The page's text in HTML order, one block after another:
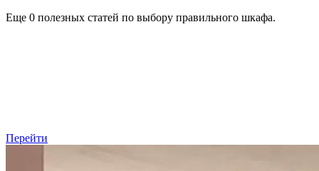
Еще 0 полезных статей по выбору правильного шкафа.
Перейти